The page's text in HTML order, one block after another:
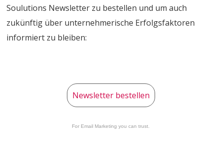
Soulutions Newsletter zu bestellen und um auch
zukünftig über unternehmerische Erfolgsfaktoren
informiert zu bleiben:
Newsletter bestellen
For Email Marketing you can trust.